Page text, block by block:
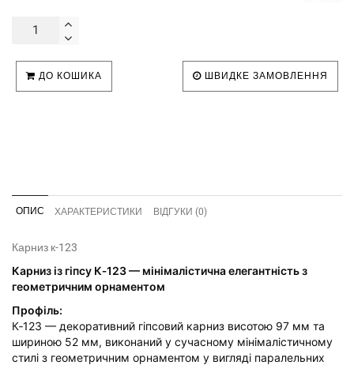
ДО КОШИКА ШВИДКЕ ЗАМОВЛЕННЯ
ОПИС ХАРАКТЕРИСТИКИ ВІДГУКИ (0)
Карниз к-123
Карниз із гіпсу К‑123 — мінімалістична елегантність з
геометричним орнаментом
Профіль:
К‑123 — декоративний гіпсовий карниз висотою 97 мм та
шириною 52 мм, виконаний у сучасному мінімалістичному
стилі з геометричним орнаментом у вигляді паралельних